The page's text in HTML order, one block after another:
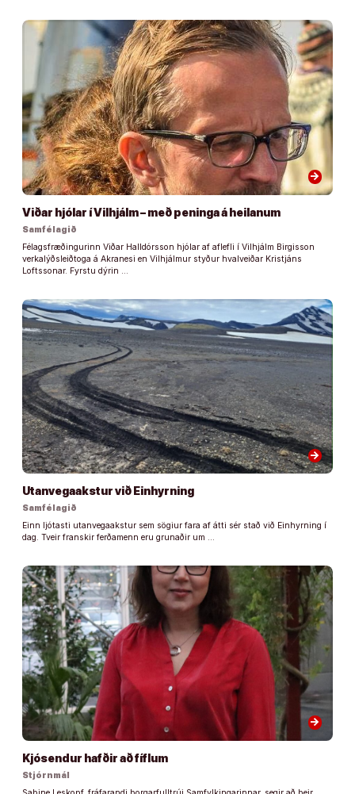
arrow_forward
Viðar hjólar í Vilhjálm – með peninga á heilanum
Samfélagið
Félagsfræðingurinn Viðar Halldórsson hjólar af aflefli í Vilhjálm Birgisson
verkalýðsleiðtoga á Akranesi en Vilhjálmur styður hvalveiðar Kristjáns
Loftssonar. Fyrstu dýrin …
arrow_forward
Utanvegaakstur við Einhyrning
Samfélagið
Einn ljótasti utanvegaakstur sem sögiur fara af átti sér stað við Einhyrning í
dag. Tveir franskir ferðamenn eru grunaðir um …
arrow_forward
Kjósendur hafðir að fíflum
Stjórnmál